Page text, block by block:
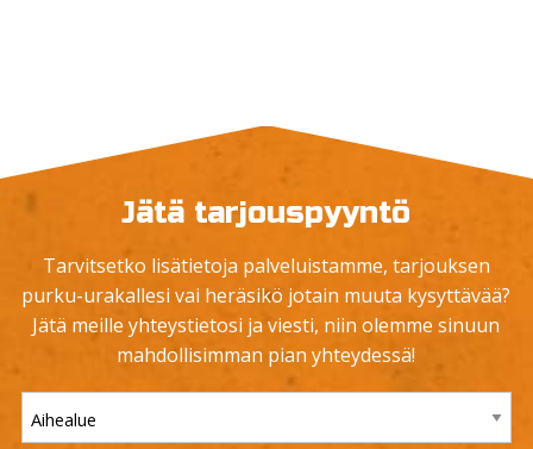
Jätä tarjouspyyntö
Tarvitsetko lisätietoja palveluistamme, tarjouksen
purku-urakallesi vai heräsikö jotain muuta kysyttävää?
Jätä meille yhteystietosi ja viesti, niin olemme sinuun
mahdollisimman pian yhteydessä!